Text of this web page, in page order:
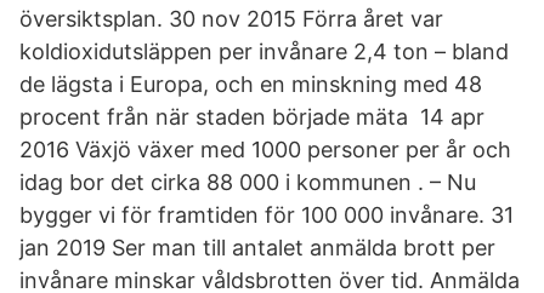
översiktsplan. 30 nov 2015 Förra året var
koldioxidutsläppen per invånare 2,4 ton – bland
de lägsta i Europa, och en minskning med 48
procent från när staden började mäta 14 apr
2016 Växjö växer med 1000 personer per år och
idag bor det cirka 88 000 i kommunen . – Nu
bygger vi för framtiden för 100 000 invånare. 31
jan 2019 Ser man till antalet anmälda brott per
invånare minskar våldsbrotten över tid. Anmälda